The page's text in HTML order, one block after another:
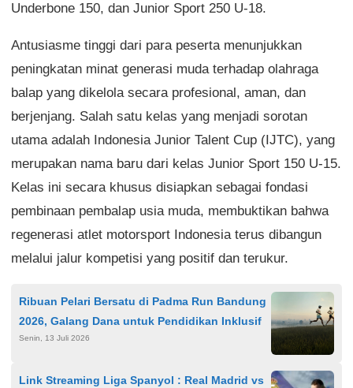
Underbone 150, dan Junior Sport 250 U-18.
Antusiasme tinggi dari para peserta menunjukkan
peningkatan minat generasi muda terhadap olahraga
balap yang dikelola secara profesional, aman, dan
berjenjang. Salah satu kelas yang menjadi sorotan
utama adalah Indonesia Junior Talent Cup (IJTC), yang
merupakan nama baru dari kelas Junior Sport 150 U-15.
Kelas ini secara khusus disiapkan sebagai fondasi
pembinaan pembalap usia muda, membuktikan bahwa
regenerasi atlet motorsport Indonesia terus dibangun
melalui jalur kompetisi yang positif dan terukur.
Ribuan Pelari Bersatu di Padma Run Bandung
2026, Galang Dana untuk Pendidikan Inklusif
Senin, 13 Juli 2026
Link Streaming Liga Spanyol : Real Madrid vs